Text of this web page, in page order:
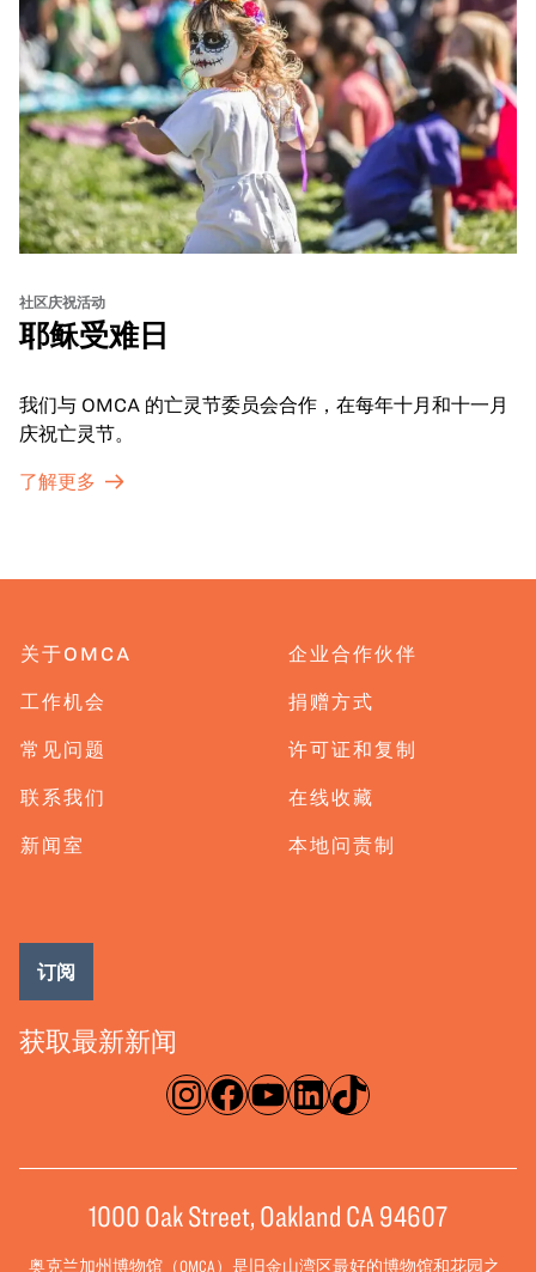
社区庆祝活动
耶稣受难日
我们与 OMCA 的亡灵节委员会合作，在每年十月和十一月
庆祝亡灵节。
了解更多
关于OMCA
工作机会
常见问题
联系我们
新闻室
企业合作伙伴
捐赠方式
许可证和复制
在线收藏
本地问责制
淘宝网脸书录像带ǞǞǞTikTok
获取最新新闻
订阅
1000 Oak Street, Oakland CA 94607
奥克兰加州博物馆（OMCA）是旧金山湾区最好的博物馆和花园之